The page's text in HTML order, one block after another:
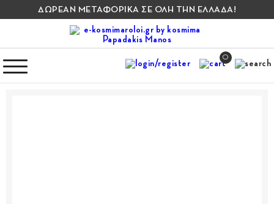
ΔΩΡΕΑΝ ΜΕΤΑΦΟΡΙΚΑ ΣΕ ΟΛΗ ΤΗΝ ΕΛΛΑΔΑ!
0